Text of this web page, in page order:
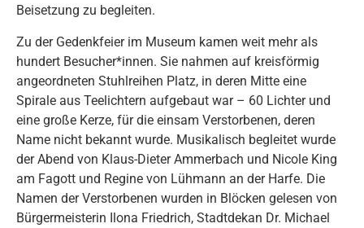
Beisetzung zu begleiten.
Zu der Gedenkfeier im Museum kamen weit mehr als
hundert Besucher*innen. Sie nahmen auf kreisförmig
angeordneten Stuhlreihen Platz, in deren Mitte eine
Spirale aus Teelichtern aufgebaut war – 60 Lichter und
eine große Kerze, für die einsam Verstorbenen, deren
Name nicht bekannt wurde. Musikalisch begleitet wurde
der Abend von Klaus-Dieter Ammerbach und Nicole King
am Fagott und Regine von Lühmann an der Harfe. Die
Namen der Verstorbenen wurden in Blöcken gelesen von
Bürgermeisterin Ilona Friedrich, Stadtdekan Dr. Michael